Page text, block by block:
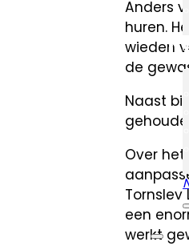
Anders
huren.
wieden
de
Naast
Over
een
werkt